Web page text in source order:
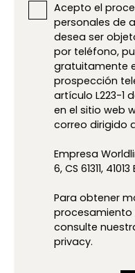
Acepto el
personales de
desea ser
por teléfono,
gratuitamente
prospección
artículo L223-1
en el sitio web
correo dirigido
Empresa
6, CS 61311, 41013
Para obtener
procesamiento
consulte
privacy.